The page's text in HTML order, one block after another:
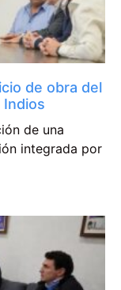
de obra del
Indios
de una
integrada por